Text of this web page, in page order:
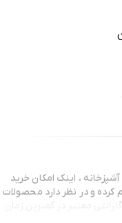
لوازم آشپزخانه ، اینک امکان خرید
کرده و در نظر دارد محصولات
معتبر در کمترین زمان